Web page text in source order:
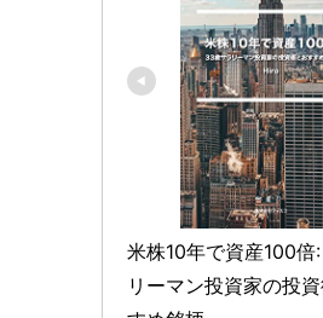
米株10年で資産100倍
リーマン投資家の投